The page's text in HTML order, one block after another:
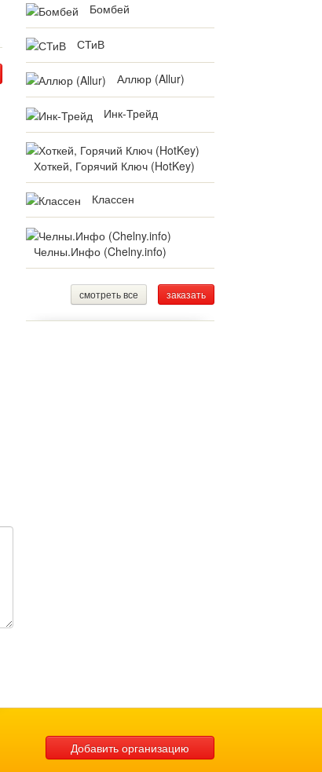
Бомбей
СТиВ
Аллюр (Allur)
Инк-Трейд
Хоткей, Горячий Ключ (HotKey)
Классен
Челны.Инфо (Chelny.info)
смотреть все заказать
Добавить организацию